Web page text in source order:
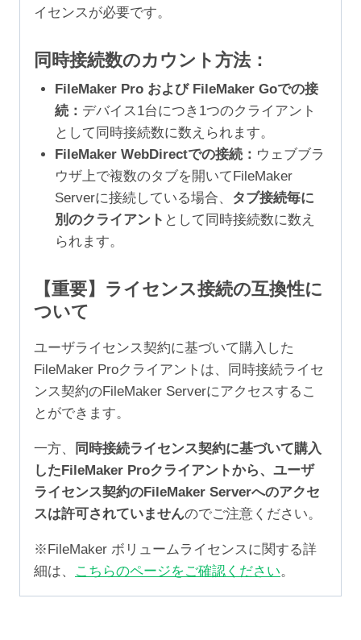
イセンスが必要です。
同時接続数のカウント方法：
FileMaker Pro および FileMaker Goでの接
続： デバイス1台につき1つのクライアント
として同時接続数に数えられます。
FileMaker WebDirectでの接続： ウェブブラ
ウザ上で複数のタブを開いてFileMaker
Serverに接続している場合、 タブ接続毎に
別のクライアント として同時接続数に数え
られます。
【重要】ライセンス接続の互換性に
ついて
ユーザライセンス契約に基づいて購入した
FileMaker Proクライアントは、同時接続ライセ
ンス契約のFileMaker Serverにアクセスするこ
とができます。
一方、
同時接続ライセンス契約に基づいて購入
したFileMaker Proクライアントから、ユーザ
ライセンス契約のFileMaker Serverへのアクセ
スは許可されていませんのでご注意ください。
※FileMaker ボリュームライセンスに関する詳
細は、
こちらのページをご確認ください。